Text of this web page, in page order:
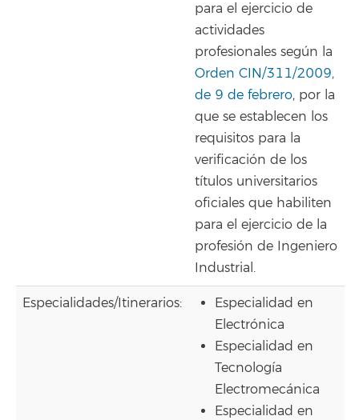
para el ejercicio de
actividades
profesionales según la
Orden CIN/311/2009,
de 9 de febrero, por la
que se establecen los
requisitos para la
verificación de los
títulos universitarios
oficiales que habiliten
para el ejercicio de la
profesión de Ingeniero
Industrial.
Especialidades/Itinerarios:
Especialidad en
Electrónica
Especialidad en
Tecnología
Electromecánica
Especialidad en